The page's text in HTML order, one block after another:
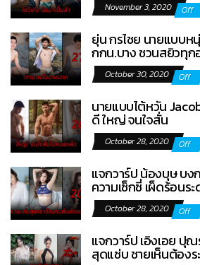
November 3, 2020 Off
ยุ่น กรไชย นายแบบห
กกน.บาง ชวนสยิวทุก
October 30, 2020 Off
นายแบบไต้หวัน
ดี ใหญ่ จนใจสั่น
October 28, 2020 Off
แจกวาร์ป น้องบุษ บง
ความเซ็กซี่ เผ็ดร้อนร
October 28, 2020 Off
แจกวาร์ป เอิงเอย ปุ
สุดแซ่บ ชายเห็นต้องร